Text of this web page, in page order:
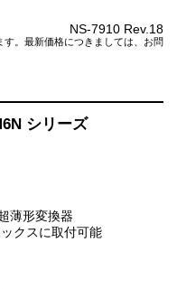
NS-7910 Rev.18
。最新価格につきましては、お問
シリーズ
薄形変換器
クスに取付可能